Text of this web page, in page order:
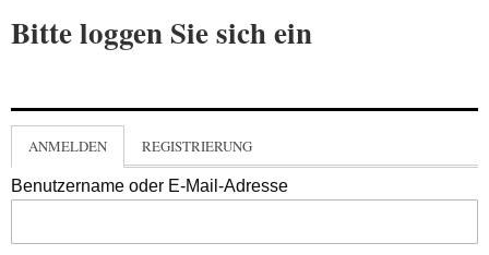
Bitte loggen Sie sich ein
ANMELDEN REGISTRIERUNG
Benutzername oder E-Mail-Adresse